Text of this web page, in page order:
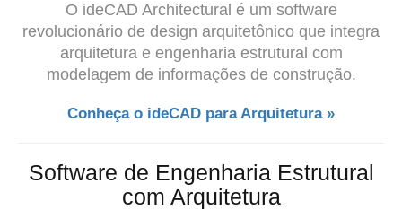
O ideCAD Architectural é um software
revolucionário de design arquitetônico que integra
arquitetura e engenharia estrutural com
modelagem de informações de construção.
Conheça o ideCAD para Arquitetura »
Software de Engenharia Estrutural
com Arquitetura